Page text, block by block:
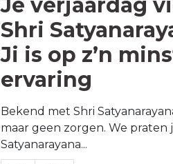
Je verjaardag
Shri
Ji is op z’n
ervaring
Bekend met Shri
maar geen zorgen. We praten
Satyanarayana...